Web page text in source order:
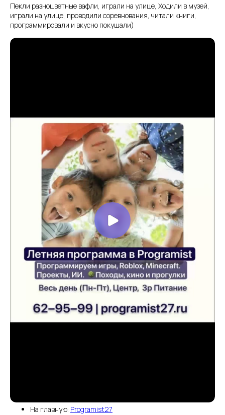
Пекли разноцветные вафли, играли на улице, Ходили в музей,
играли на улице, проводили соревнования, читали книги,
программировали и вкусно покушали)
На главную: Programist27